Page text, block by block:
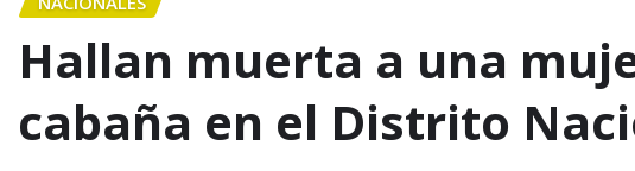
Hallan muerta a una
cabaña en el Distrito